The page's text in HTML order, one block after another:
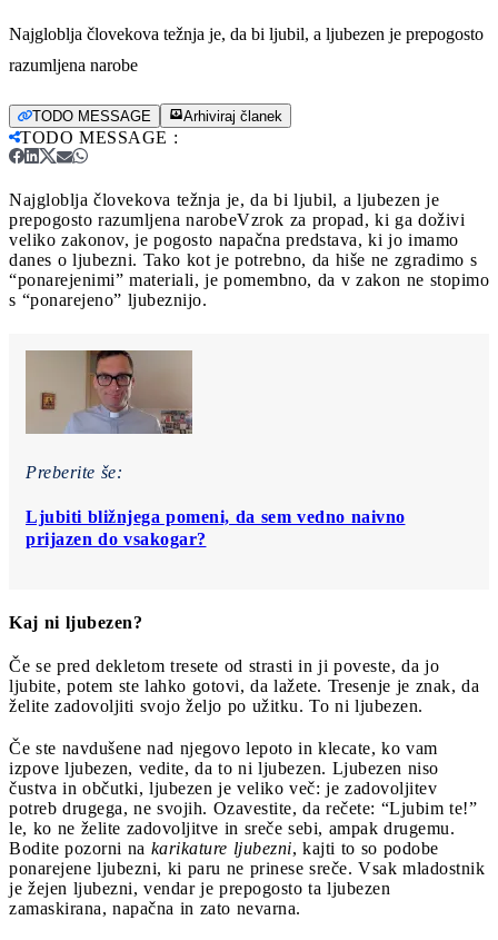
Najgloblja človekova težnja je, da bi ljubil, a ljubezen je prepogosto
razumljena narobe
TODO MESSAGE Arhiviraj članek
TODO MESSAGE :
Najgloblja človekova težnja je, da bi ljubil, a ljubezen je
prepogosto razumljena narobeVzrok za propad, ki ga doživi
veliko zakonov, je pogosto napačna predstava, ki jo imamo
danes o ljubezni. Tako kot je potrebno, da hiše ne zgradimo s
“ponarejenimi” materiali, je pomembno, da v zakon ne stopimo
s “ponarejeno” ljubeznijo.
Preberite še:
Ljubiti bližnjega pomeni, da sem vedno naivno
prijazen do vsakogar?
Kaj ni ljubezen?
Če se pred dekletom tresete od strasti in ji poveste, da jo
ljubite, potem ste lahko gotovi, da lažete. Tresenje je znak, da
želite zadovoljiti svojo željo po užitku. To ni ljubezen.
Če ste navdušene nad njegovo lepoto in klecate, ko vam
izpove ljubezen, vedite, da to ni ljubezen. Ljubezen niso
čustva in občutki, ljubezen je veliko več: je zadovoljitev
potreb drugega, ne svojih. Ozavestite, da rečete: “Ljubim te!”
le, ko ne želite zadovoljitve in sreče sebi, ampak drugemu.
Bodite pozorni na karikature ljubezni, kajti to so podobe
ponarejene ljubezni, ki paru ne prinese sreče. Vsak mladostnik
je žejen ljubezni, vendar je prepogosto ta ljubezen
zamaskirana, napačna in zato nevarna.